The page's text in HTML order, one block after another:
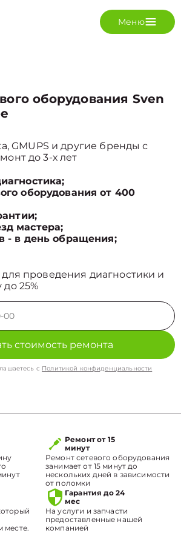
Меню
оборудования Sven
GMUPS и другие бренды с
до 3-х лет
оборудования от 400
мастера;
- в день обращения;
для проведения диагностики и
до 25%
стоимость ремонта
с Политикой конфиденциальности
Ремонт от 15
минут
Ремонт сетевого оборудования
занимает от 15 минут до
нескольких дней в зависимости
от поломки
месте.
Гарантия до 24
мес
На услуги и запчасти
предоставленные нашей
компанией